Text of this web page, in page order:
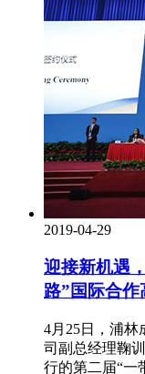
2019-04-29
迎接新机遇
路”国际合作
4月25日，浦
司副总经理鞠
行的第二届“一